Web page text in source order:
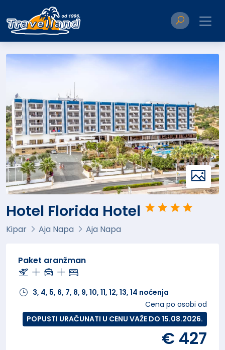
Paket aranžman
3, 4, 5, 6, 7, 8, 9, 10, 11, 12, 13, 14 noćenja
Cena po osobi od
POPUSTI URAČUNATI U CENU VAŽE DO 15.08.2026.
€ 427
Hotel Florida Hotel
Kipar Aja Napa Aja Napa